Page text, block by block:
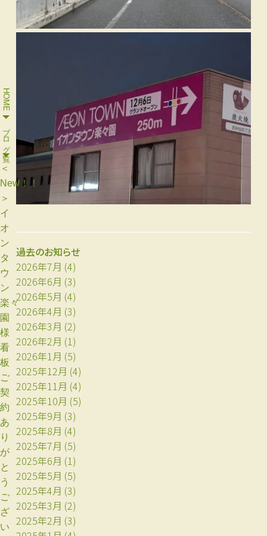
HOME
ブログ一覧
＜
New！！
＞
イ
オ
ン
タ
ウ
ン
楽々
園
様
看
板
ご
契
約
あ
り
が
と
う
ご
ざ
い
過去のお知らせ
2026年7月 (4)
2026年6月 (3)
2026年5月 (4)
2026年4月 (3)
2026年3月 (2)
2026年2月 (1)
2026年1月 (5)
2025年12月 (4)
2025年11月 (4)
2025年10月 (5)
2025年9月 (3)
2025年8月 (4)
2025年7月 (5)
2025年6月 (1)
2025年5月 (5)
2025年4月 (3)
2025年3月 (2)
2025年2月 (3)